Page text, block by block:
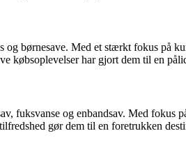
børnesave. Med et stærkt fokus på
har gjort dem til en
fuksvanse og enbandsav. Med
gør dem til en foretrukken